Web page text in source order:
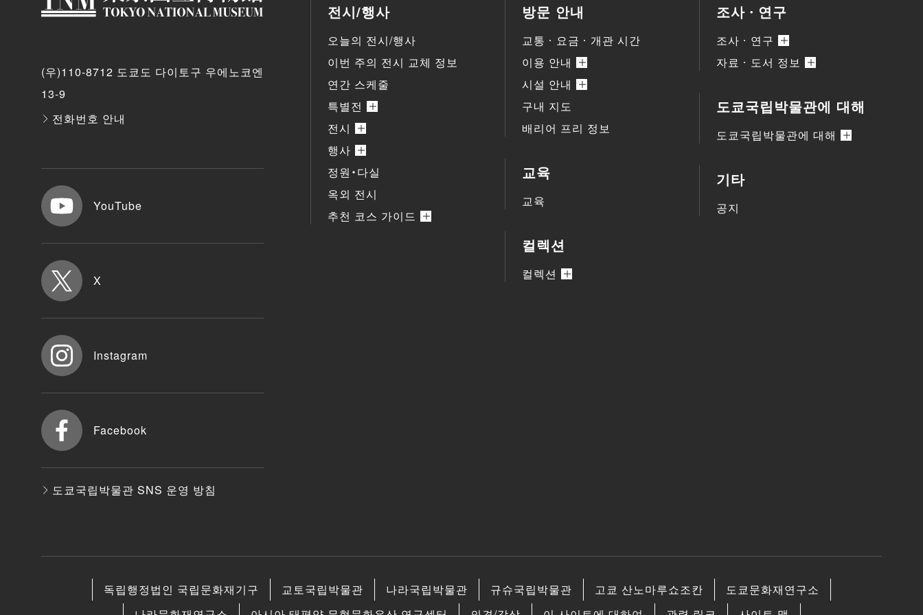
(우)110-8712 도쿄도 다이토구 우에노코엔
13-9
전화번호 안내
YouTube
X
Instagram
Facebook
도쿄국립박물관 SNS 운영 방침
전시/행사
오늘의 전시/행사
이번 주의 전시 교체 정보
연간 스케줄
특별전
전시
행사
정원・다실
옥외 전시
추천 코스 가이드
방문 안내
교통ㆍ요금ㆍ개관 시간
이용 안내
시설 안내
구내 지도
배리어 프리 정보
교육
교육
컬렉션
컬렉션
조사ㆍ연구
조사ㆍ연구
자료ㆍ도서 정보
도쿄국립박물관에 대해
도쿄국립박물관에 대해
기타
공지
독립행정법인 국립문화재기구 교토국립박물관 나라국립박물관 규슈국립박물관 고쿄 산노마루쇼조칸
도쿄문화재연구소